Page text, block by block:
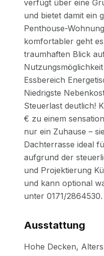
Ausstattung